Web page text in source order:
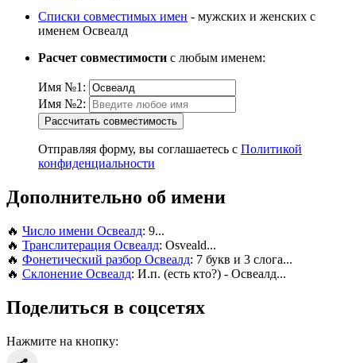
Списки совместимых имен - мужских и женских с
именем Освеалд
Расчет совместимости с любым именем:
Имя №1:
Имя №2:
Рассчитать совместимость
Отправляя форму, вы соглашаетесь с Политикой
конфиденциальности
Дополнительно об имени
🔥 Число имени Освеалд: 9...
🔥 Транслитерация Освеалд: Osveald...
🔥 Фонетический разбор Освеалд: 7 букв и 3 слога...
🔥 Склонение Освеалд: И.п. (есть кто?) - Освеалд...
Поделиться в соцсетях
Нажмите на кнопку: